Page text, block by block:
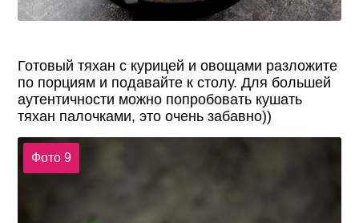
Готовый тяхан с курицей и овощами разложите
по порциям и подавайте к столу. Для большей
аутентичности можно попробовать кушать
тяхан палочками, это очень забавно))
Фото 9